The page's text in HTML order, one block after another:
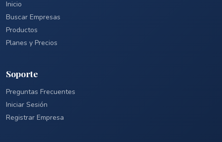
Inicio
Buscar Empresas
Productos
Planes y Precios
Soporte
Preguntas Frecuentes
Iniciar Sesión
Registrar Empresa